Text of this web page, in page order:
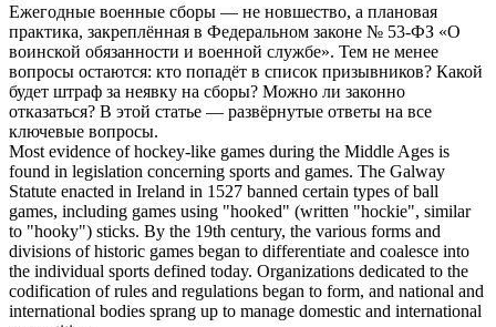
Ежегодные военные сборы — не новшество, а плановая
практика, закреплённая в Федеральном законе № 53-ФЗ «О
воинской обязанности и военной службе». Тем не менее
вопросы остаются: кто попадёт в список призывников? Какой
будет штраф за неявку на сборы? Можно ли законно
отказаться? В этой статье — развёрнутые ответы на все
ключевые вопросы.
Most evidence of hockey-like games during the Middle Ages is
found in legislation concerning sports and games. The Galway
Statute enacted in Ireland in 1527 banned certain types of ball
games, including games using "hooked" (written "hockie", similar
to "hooky") sticks. By the 19th century, the various forms and
divisions of historic games began to differentiate and coalesce into
the individual sports defined today. Organizations dedicated to the
codification of rules and regulations began to form, and national and
international bodies sprang up to manage domestic and international